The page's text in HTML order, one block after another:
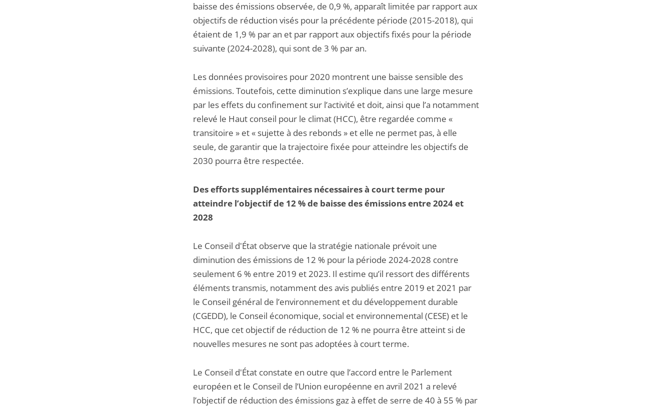
baisse des émissions observée, de 0,9 %, apparaît limitée par rapport aux
objectifs de réduction visés pour la précédente période (2015-2018), qui
étaient de 1,9 % par an et par rapport aux objectifs fixés pour la période
suivante (2024-2028), qui sont de 3 % par an.
Les données provisoires pour 2020 montrent une baisse sensible des
émissions. Toutefois, cette diminution s’explique dans une large mesure
par les effets du confinement sur l’activité et doit, ainsi que l’a notamment
relevé le Haut conseil pour le climat (HCC), être regardée comme «
transitoire » et « sujette à des rebonds » et elle ne permet pas, à elle
seule, de garantir que la trajectoire fixée pour atteindre les objectifs de
2030 pourra être respectée.
Des efforts supplémentaires nécessaires à court terme pour
atteindre l’objectif de 12 % de baisse des émissions entre 2024 et
2028
Le Conseil d'État observe que la stratégie nationale prévoit une
diminution des émissions de 12 % pour la période 2024-2028 contre
seulement 6 % entre 2019 et 2023. Il estime qu’il ressort des différents
éléments transmis, notamment des avis publiés entre 2019 et 2021 par
le Conseil général de l’environnement et du développement durable
(CGEDD), le Conseil économique, social et environnemental (CESE) et le
HCC, que cet objectif de réduction de 12 % ne pourra être atteint si de
nouvelles mesures ne sont pas adoptées à court terme.
Le Conseil d'État constate en outre que l’accord entre le Parlement
européen et le Conseil de l’Union européenne en avril 2021 a relevé
l’objectif de réduction des émissions gaz à effet de serre de 40 à 55 % par